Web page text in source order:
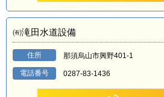
㈲滝田水道設備
住所 那須烏山市興野401-1
電話番号 0287-83-1436